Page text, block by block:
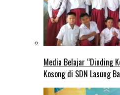
Media Belajar “Dinding
Kosong di SDN Lasung